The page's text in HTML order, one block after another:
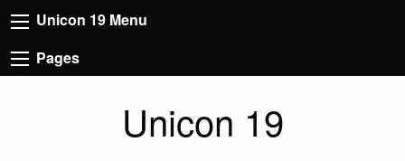
Unicon 19 Menu
Pages
Unicon 19